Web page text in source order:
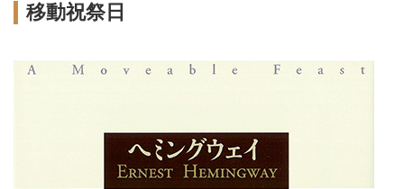
移動祝祭日